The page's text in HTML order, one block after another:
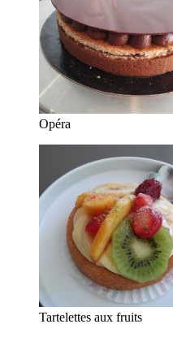
Opéra
Tartelettes aux fruits